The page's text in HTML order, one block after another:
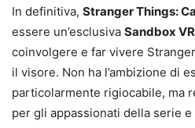
In definitiva, Stranger Things:
essere un’esclusiva Sandbox VR
coinvolgere e far vivere
il visore. Non ha l’ambizione di
particolarmente rigiocabile, ma
per gli appassionati della serie